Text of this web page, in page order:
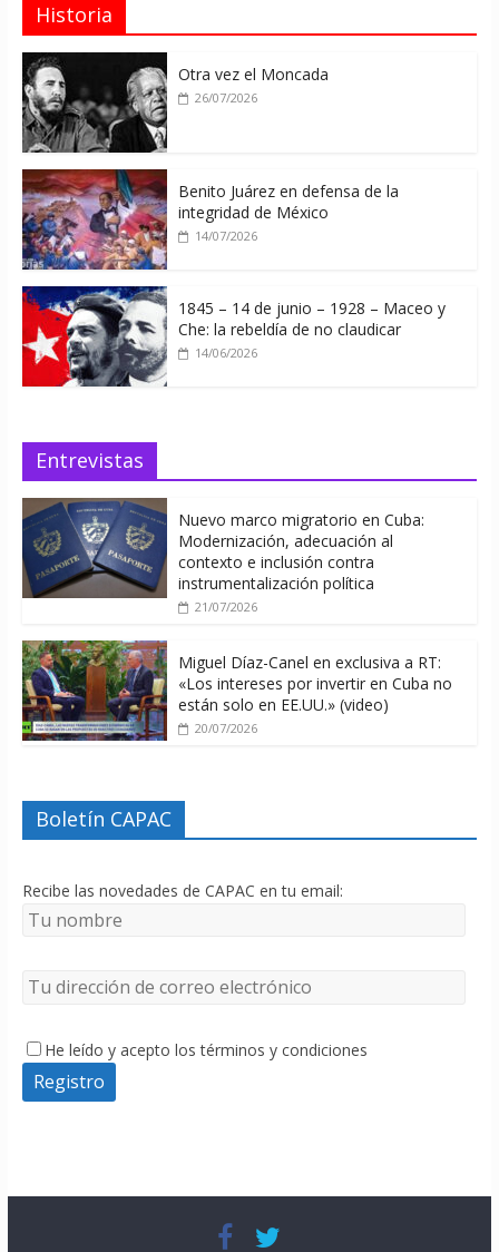
Historia
Otra vez el Moncada
26/07/2026
Benito Juárez en defensa de la
integridad de México
14/07/2026
1845 – 14 de junio – 1928 – Maceo y
Che: la rebeldía de no claudicar
14/06/2026
Entrevistas
Nuevo marco migratorio en Cuba:
Modernización, adecuación al
contexto e inclusión contra
instrumentalización política
21/07/2026
Miguel Díaz-Canel en exclusiva a RT:
«Los intereses por invertir en Cuba no
están solo en EE.UU.» (video)
20/07/2026
Boletín CAPAC
Recibe las novedades de CAPAC en tu email:
He leído y acepto los términos y condiciones